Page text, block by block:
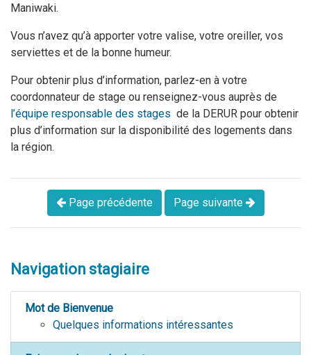
Maniwaki.
Vous n’avez qu’à apporter votre valise, votre oreiller, vos
serviettes et de la bonne humeur.
Pour obtenir plus d’information, parlez-en à votre
coordonnateur de stage ou renseignez-vous auprès de
l’équipe responsable des stages de la DERUR pour obtenir
plus d’information sur la disponibilité des logements dans
la région.
Page précédente Page suivante
Navigation stagiaire
Mot de Bienvenue
Quelques informations intéressantes